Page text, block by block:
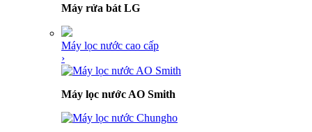
Máy rửa bát LG
Máy lọc nước cao cấp
›
Máy lọc nước AO Smith